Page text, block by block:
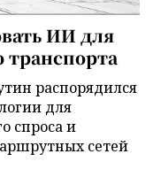
ИИ для
транспорта
распорядился
для
спроса и
сетей